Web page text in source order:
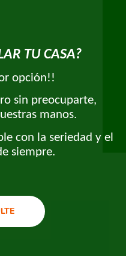
TU CASA?
opción!!
sin preocuparte,
manos.
con la seriedad y el
siempre.